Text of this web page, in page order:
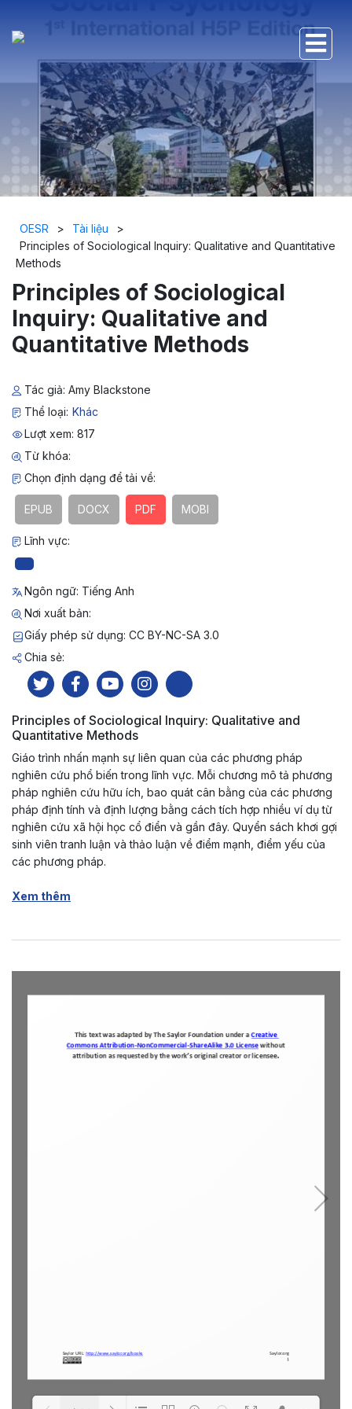
OESR > Tài liệu
>
Principles of Sociological Inquiry: Qualitative and Quantitative
Methods
Principles of Sociological
Inquiry: Qualitative and
Quantitative Methods
Tác giả: Amy Blackstone
Thể loại: Khác
Lượt xem: 817
Từ khóa:
Chọn định dạng để tải về:
EPUB DOCX PDF MOBI
Lĩnh vực:
Ngôn ngữ: Tiếng Anh
Nơi xuất bản:
Giấy phép sử dụng: CC BY-NC-SA 3.0
Chia sẻ:
Principles of Sociological Inquiry: Qualitative and
Quantitative Methods
Giáo trình nhấn mạnh sự liên quan của các phương pháp
nghiên cứu phổ biến trong lĩnh vực. Mỗi chương mô tả phương
pháp nghiên cứu hữu ích, bao quát cân bằng của các phương
pháp định tính và định lượng bằng cách tích hợp nhiều ví dụ từ
nghiên cứu xã hội học cổ điển và gần đây. Quyển sách khơi gợi
sinh viên tranh luận và thảo luận về điểm mạnh, điểm yếu của
các phương pháp.
Xem thêm